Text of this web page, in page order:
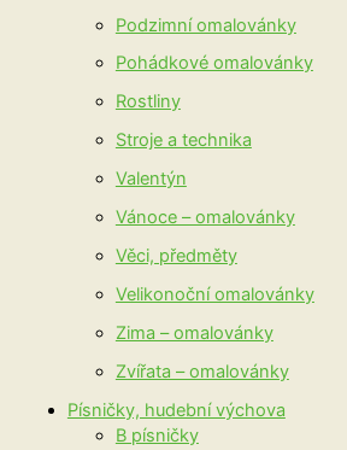
Podzimní omalovánky
Pohádkové omalovánky
Rostliny
Stroje a technika
Valentýn
Vánoce – omalovánky
Věci, předměty
Velikonoční omalovánky
Zima – omalovánky
Zvířata – omalovánky
Písničky, hudební výchova
B písničky